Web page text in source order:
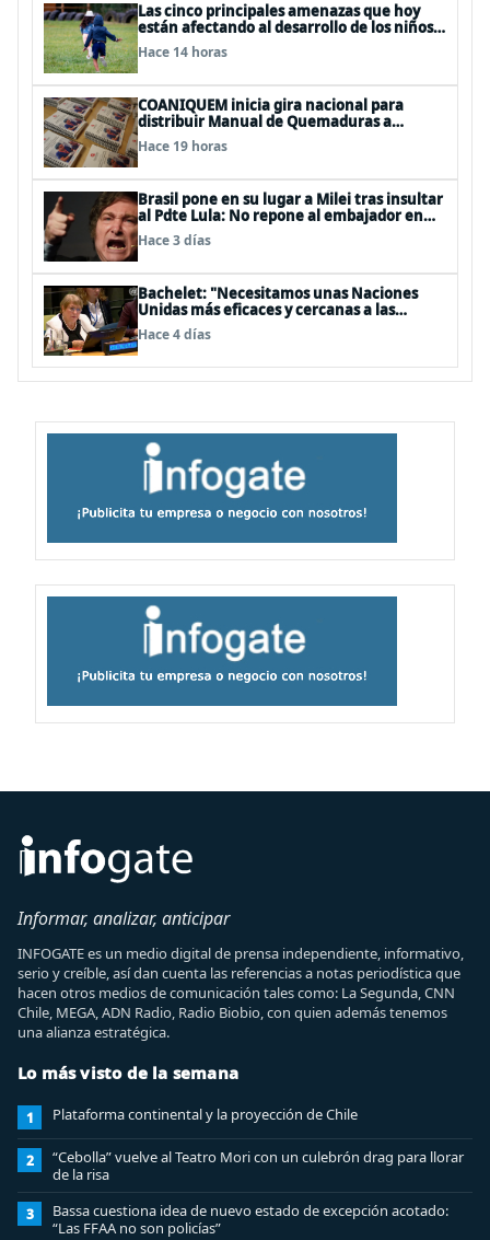
Las cinco principales amenazas que hoy
están afectando al desarrollo de los niños
en Chile
Hace 14 horas
COANIQUEM inicia gira nacional para
distribuir Manual de Quemaduras a
profesionales de la salud
Hace 19 horas
Brasil pone en su lugar a Milei tras insultar
al Pdte Lula: No repone al embajador en
BBSS y rebaja la relación bilateral
Hace 3 días
Bachelet: "Necesitamos unas Naciones
Unidas más eficaces y cercanas a las
personas"
Hace 4 días
Informar, analizar, anticipar
INFOGATE es un medio digital de prensa independiente, informativo,
serio y creíble, así dan cuenta las referencias a notas periodística que
hacen otros medios de comunicación tales como: La Segunda, CNN
Chile, MEGA, ADN Radio, Radio Biobio, con quien además tenemos
una alianza estratégica.
Lo más visto de la semana
1 Plataforma continental y la proyección de Chile
2
“Cebolla” vuelve al Teatro Mori con un culebrón drag para llorar
de la risa
3
Bassa cuestiona idea de nuevo estado de excepción acotado:
“Las FFAA no son policías”